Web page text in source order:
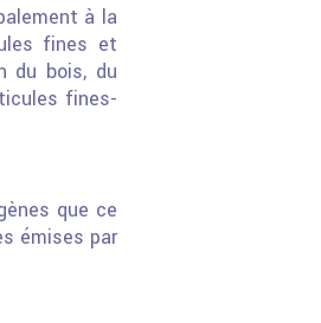
à la
fines et
du bois, du
fines-
que ce
émises par